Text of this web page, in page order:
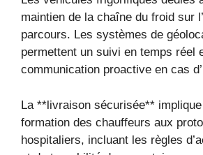
maintien de la chaîne du froid sur
parcours. Les systèmes de
permettent un suivi en temps réel
communication proactive en cas
La **livraison sécurisée**
formation des chauffeurs aux
hospitaliers, incluant les règles